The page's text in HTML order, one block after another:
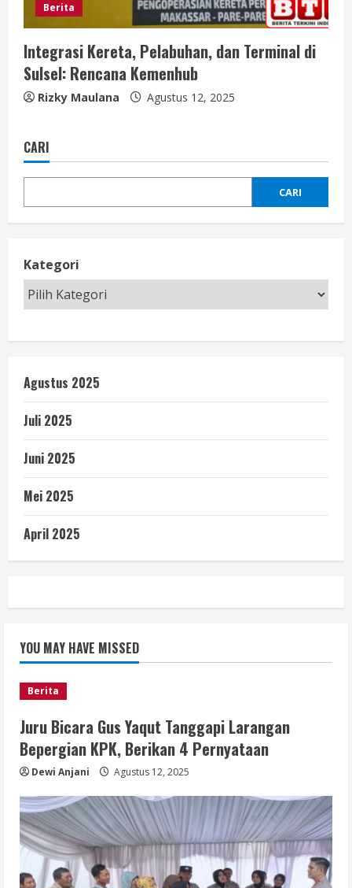
Berita
Integrasi Kereta, Pelabuhan, dan Terminal di
Sulsel: Rencana Kemenhub
Rizky Maulana Agustus 12, 2025
CARI
CARI
Kategori
Agustus 2025
Juli 2025
Juni 2025
Mei 2025
April 2025
YOU MAY HAVE MISSED
Berita
Juru Bicara Gus Yaqut Tanggapi Larangan
Bepergian KPK, Berikan 4 Pernyataan
Dewi Anjani Agustus 12, 2025